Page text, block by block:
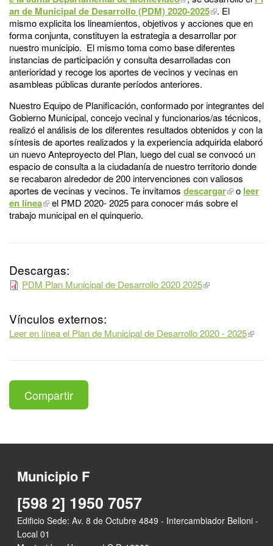
an de Municipal de Desarrollo (PDM) 2020-2025
. El
mismo explicita los lineamientos, objetivos y acciones que en
forma conjunta, constituyen la estrategia a desarrollar por
nuestro municipio. El mismo toma como base diferentes
instancias de participación y consulta desarrolladas con
anterioridad y recoge los aportes de vecinos y vecinas en
asambleas públicas durante períodos anteriores.
Nuestro Equipo de Planificación, conformado por integrantes del
Gobierno Municipal, concejo vecinal y funcionarios/as técnicos,
realizó el análisis de los diferentes resultados obtenidos y con la
síntesis de aportes realizados y la experiencia adquirida elaboró
un nuevo Anteproyecto del Plan, luego del cual se convocó un
espacio de consulta a la ciudadanía de nuestro territorio donde
se recabaron alrededor de 200 intervenciones con valiosos
aportes de vecinas y vecinos. Te invitamos descargar o leer
en línea
el PMD 2020- 2025 para conocer más sobre el
trabajo municipal en el quinquerio.
Descargas:
PDM Plan Municipal de Desarrollo 2020 2025
Vínculos externos:
Leer en línea el Plan de Municipal de Desarrollo 2020 - 2025
Compartir
Municipio F
[598 2] 1950 7057
Edificio Sede: Av. 8 de Octubre 4849 - Intercambiador Belloni -
Local 01